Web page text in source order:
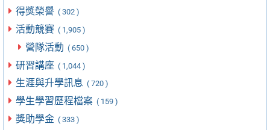
得獎榮譽 ( 302 )
活動競賽 ( 1,905 )
營隊活動 ( 650 )
研習講座 ( 1,044 )
生涯與升學訊息 ( 720 )
學生學習歷程檔案 ( 159 )
獎助學金 ( 333 )